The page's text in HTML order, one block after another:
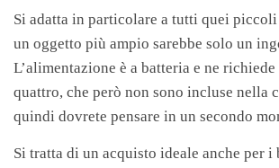
Si adatta in particolare a tutti quei
un oggetto più ampio sarebbe solo un
L’alimentazione è a batteria e ne
quattro, che però non sono incluse nella
quindi dovrete pensare in un secondo
Si tratta di un acquisto ideale anche per i